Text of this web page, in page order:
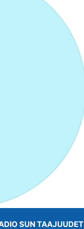
SUN TAAJUUDET